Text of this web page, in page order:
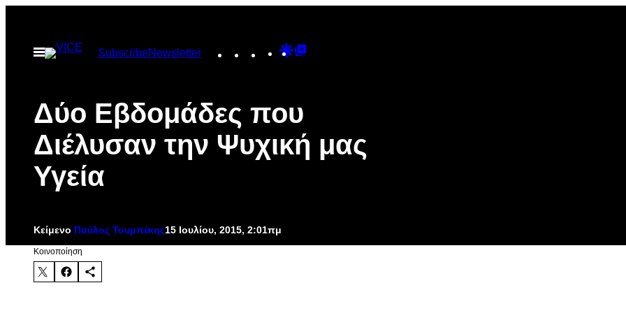
περιεχόμενο
Ανοίξτε
το
SubscribeNewsletter Instagram
TikTokYouTube
Google
Δύο Εβδομάδες που
Διέλυσαν την Ψυχική μας
Υγεία
Κείμενο Παύλος Τουμπέκης15 Ιουλίου, 2015, 2:01πμ
Kοινοποίηση